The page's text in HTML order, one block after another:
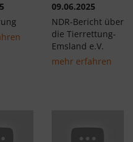
09.06.2025
NDR-Bericht über
die Tierrettung-
Emsland e.V.
mehr erfahren